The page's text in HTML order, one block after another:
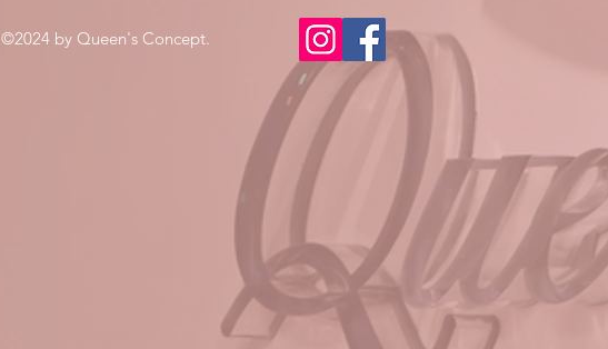
©2024 by Queen's Concept.